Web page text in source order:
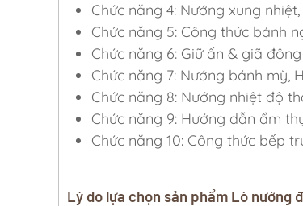
Chức năng 4: Nướng xung
Chức năng 5: Công thức bánh
Chức năng 6: Giữ ấn & giã đông
Chức năng 7: Nướng bánh mỳ,
Chức năng 8: Nướng nhiệt độ
Chức năng 9: Hướng dẫn ẩm
Chức năng 10: Công thức bếp
Lý do lựa chọn sản phẩm Lò nướng